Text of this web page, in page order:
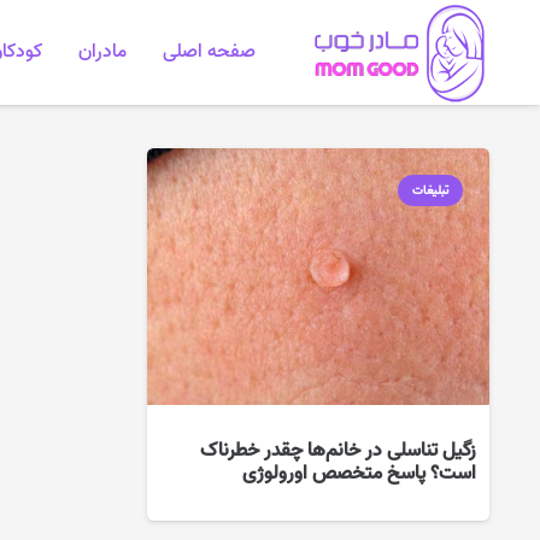
صفحه اصلی مادران
تبلیغات
زگیل تناسلی در خانم‌ها چقدر خطرناک
است؟ پاسخ متخصص اورولوژی